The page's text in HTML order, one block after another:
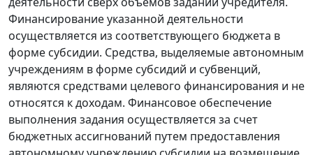
Финансирование указанной деятельности
осуществляется из соответствующего бюджета в
форме субсидии. Средства, выделяемые автономным
учреждениям в форме субсидий и субвенций,
являются средствами целевого финансирования и не
относятся к доходам. Финансовое обеспечение
выполнения задания осуществляется за счет
бюджетных ассигнований путем предоставления